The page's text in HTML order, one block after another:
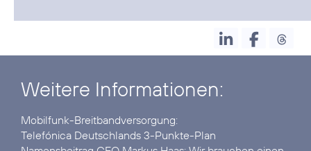
Weitere Informationen:
Telefónica Deutschlands 3-Punkte-Plan